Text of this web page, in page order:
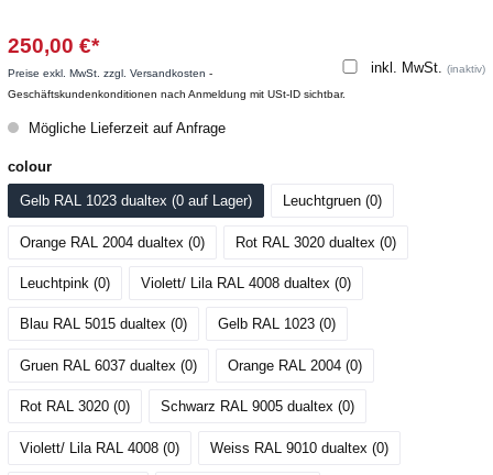
250,00 €*
inkl. MwSt. (inaktiv)
Preise exkl. MwSt. zzgl. Versandkosten -
Geschäftskundenkonditionen nach Anmeldung mit USt-ID sichtbar.
Mögliche Lieferzeit auf Anfrage
colour
Gelb RAL 1023 dualtex (0 auf Lager) Leuchtgruen (0)
Orange RAL 2004 dualtex (0) Rot RAL 3020 dualtex (0)
Leuchtpink (0) Violett/ Lila RAL 4008 dualtex (0)
Blau RAL 5015 dualtex (0) Gelb RAL 1023 (0)
Gruen RAL 6037 dualtex (0) Orange RAL 2004 (0)
Rot RAL 3020 (0) Schwarz RAL 9005 dualtex (0)
Violett/ Lila RAL 4008 (0) Weiss RAL 9010 dualtex (0)